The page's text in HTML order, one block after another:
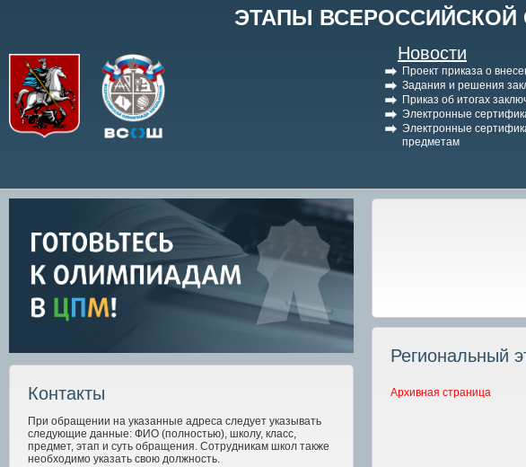
ЭТАПЫ
Новости
Проект приказа о
Задания и решения
Приказ об итогах
Электронные
Электронные
предметам
Контакты
При обращении на указанные адреса следует указывать
следующие данные: ФИО (полностью), школу, класс,
предмет, этап и суть обращения. Сотрудникам школ также
необходимо указать свою должность.
Региональный
Архивная страница